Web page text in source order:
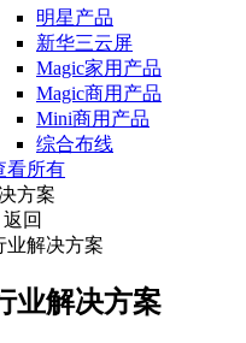
明星产品
新华三云屏
Magic家用产品
Magic商用产品
Mini商用产品
综合布线
看所有
方案
回
业解决方案
业解决方案